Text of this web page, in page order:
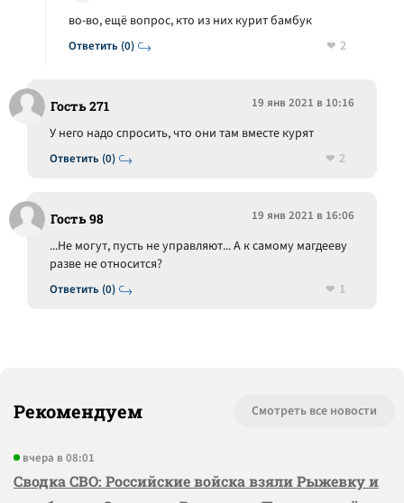
Ответить (0)
во-во, ещё вопрос, кто из них курит бамбук
2
Гость 271 19 янв 2021 в 10:16
Ответить (0)
У него надо спросить, что они там вместе курят
2
Гость 98 19 янв 2021 в 16:06
Ответить (0)
...Не могут, пусть не управляют... А к самому магдееву
разве не относится?
1
Рекомендуем Смотреть все новости
вчера в 08:01
Сводка СВО: Российские войска взяли Рыжевку и